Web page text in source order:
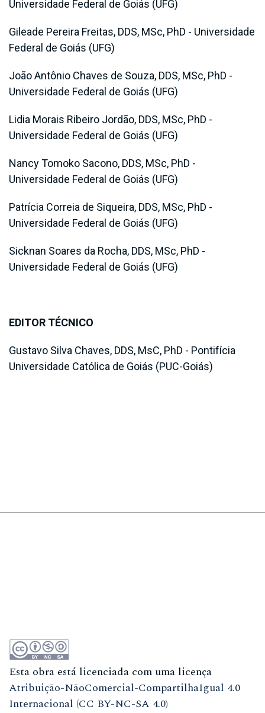
Universidade Federal de Goiás (UFG)
Gileade Pereira Freitas, DDS, MSc, PhD - Universidade
Federal de Goiás (UFG)
João Antônio Chaves de Souza, DDS, MSc, PhD -
Universidade Federal de Goiás (UFG)
Lidia Morais Ribeiro Jordão, DDS, MSc, PhD -
Universidade Federal de Goiás (UFG)
Nancy Tomoko Sacono, DDS, MSc, PhD -
Universidade Federal de Goiás (UFG)
Patrícia Correia de Siqueira, DDS, MSc, PhD -
Universidade Federal de Goiás (UFG)
Sicknan Soares da Rocha, DDS, MSc, PhD -
Universidade Federal de Goiás (UFG)
EDITOR TÉCNICO
Gustavo Silva Chaves, DDS, MsC, PhD - Pontifícia
Universidade Católica de Goiás (PUC-Goiás)
Esta obra está licenciada com uma licença
Atribuição-NãoComercial-CompartilhaIgual 4.0
Internacional (CC BY-NC-SA 4.0)